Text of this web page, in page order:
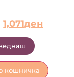
1,071ден
кошничка